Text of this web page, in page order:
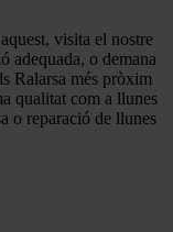
visita el nostre
adequada, o demana
Ralarsa més pròxim
qualitat com a llunes
o reparació de llunes